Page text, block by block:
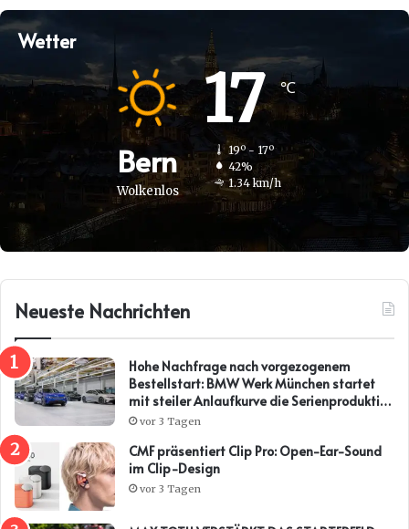
Wetter
Bern
Wolkenlos
17℃
19º - 17º
42%
1.34 km/h
Neueste Nachrichten
Hohe Nachfrage nach vorgezogenem
Bestellstart: BMW Werk München startet
mit steiler Anlaufkurve die Serienproduktion
des BMW i3*
vor 3 Tagen
CMF präsentiert Clip Pro: Open-Ear-Sound
im Clip-Design
vor 3 Tagen